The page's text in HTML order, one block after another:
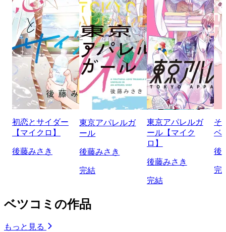
初恋とサイダー
【マイクロ】
後藤みさき
東京アパレルガ
ール
後藤みさき
完結
東京アパレルガ
ール【マイク
ロ】
後藤みさき
完結
そ
ベ
後
完
ベツコミの作品
もっと見る